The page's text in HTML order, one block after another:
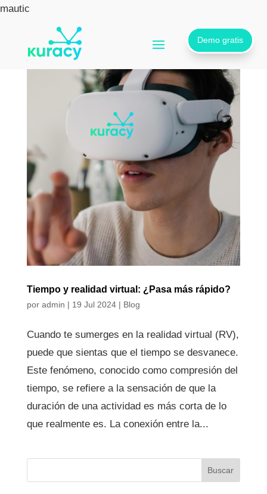
mautic
Demo gratis
Tiempo y realidad virtual: ¿Pasa más rápido?
por admin | 19 Jul 2024| Blog
Cuando te sumerges en la realidad virtual (RV),
puede que sientas que el tiempo se desvanece.
Este fenómeno, conocido como compresión del
tiempo, se refiere a la sensación de que la
duración de una actividad es más corta de lo
que realmente es. La conexión entre la...
Buscar